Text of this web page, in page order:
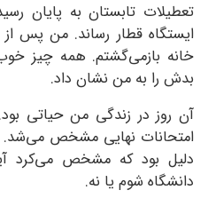
تعطیلات تابستان به پایان
ایستگاه قطار رساند. من پس از
خانه بازمی‌گشتم. همه چیز
بدش را به من نشان داد.
آن روز در زندگی من حیاتی
امتحانات نهایی مشخص
دلیل بود که مشخص می‌کرد آیا
دانشگاه شوم یا نه.